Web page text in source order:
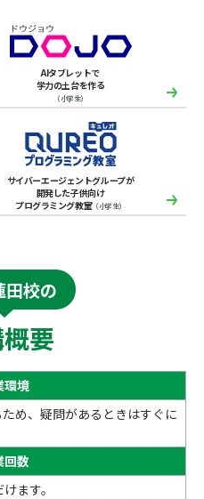
AIタブレットで
学力の土台を作る
（小学生）
サイバーエージェントグループが
開発した子供向け
プログラミング教室（小学生）
田校の
要
環境
め、疑問があるときはすぐに
回数
ます。